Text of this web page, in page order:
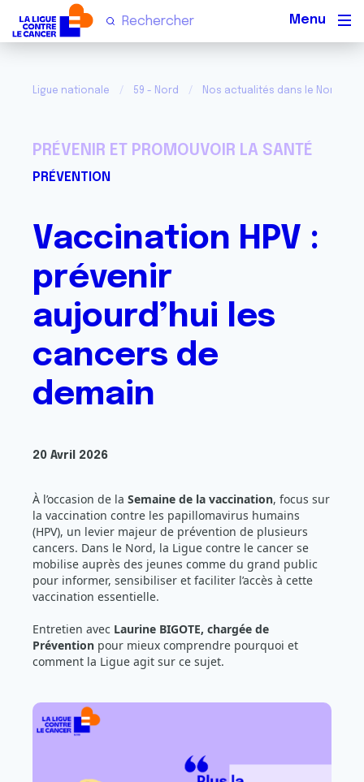
Ligue nationale 59 - Nord Nos actualités dans le Nord
PRÉVENIR ET PROMOUVOIR LA SANTÉ
PRÉVENTION
Vaccination HPV :
prévenir
aujourd’hui les
cancers de
demain
20 Avril 2026
À l’occasion de la Semaine de la vaccination, focus sur
la vaccination contre les papillomavirus humains
(HPV), un levier majeur de prévention de plusieurs
cancers. Dans le Nord, la Ligue contre le cancer se
mobilise auprès des jeunes comme du grand public
pour informer, sensibiliser et faciliter l’accès à cette
vaccination essentielle.
Entretien avec Laurine BIGOTE, chargée de
Prévention pour mieux comprendre pourquoi et
comment la Ligue agit sur ce sujet.